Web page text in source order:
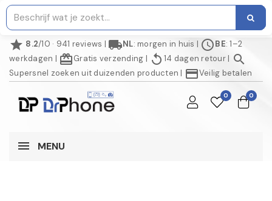
star 8.2/10 · 941 reviews | local_shippingNL: morgen in huis | scheduleBE: 1–2
werkdagen | redeemGratis verzending | replay 14 dagen retour| search
Supersnel zoeken uit duizenden producten | credit_cardVeilig betalen
0 0
MENU